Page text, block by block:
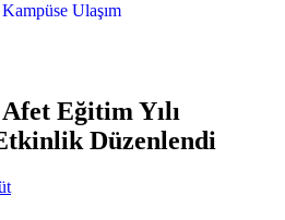
Ulaşım
Eğitim Yılı
Düzenlendi